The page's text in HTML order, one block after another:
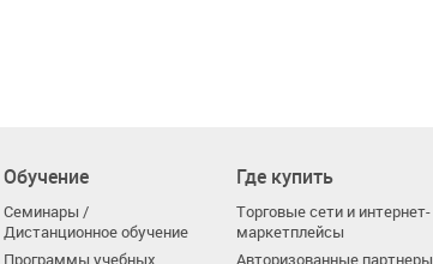
Обучение
Семинары /
Дистанционное обучение
Программы учебных
Где купить
Торговые сети и интернет-
маркетплейсы
Авторизованные партнеры